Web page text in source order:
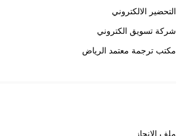
التحضير الالكتروني
شركة تسويق الكتروني
مكتب ترجمة معتمد الرياض
ملف الانجاز